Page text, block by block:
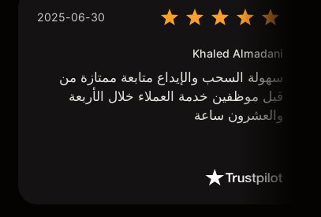
2025-06-30
Khaled Almadani
سهولة السحب والإيداع متابعة ممتازة من
قبل موظفين خدمة العملاء خلال الأربعة
والعشرون ساعة